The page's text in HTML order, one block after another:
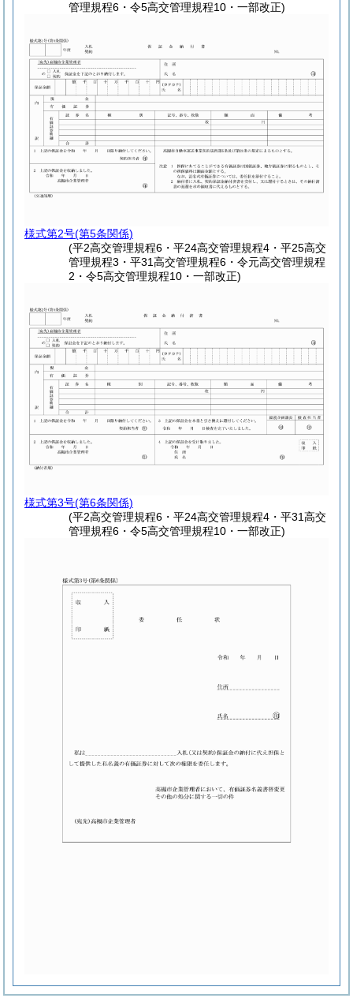
管理規程6・令5高交管理規程10・一部改正)
様式第2号(第5条関係)
(平2高交管理規程6・平24高交管理規程4・平25高交
管理規程3・平31高交管理規程6・令元高交管理規程
2・令5高交管理規程10・一部改正)
様式第3号(第6条関係)
(平2高交管理規程6・平24高交管理規程4・平31高交
管理規程6・令5高交管理規程10・一部改正)